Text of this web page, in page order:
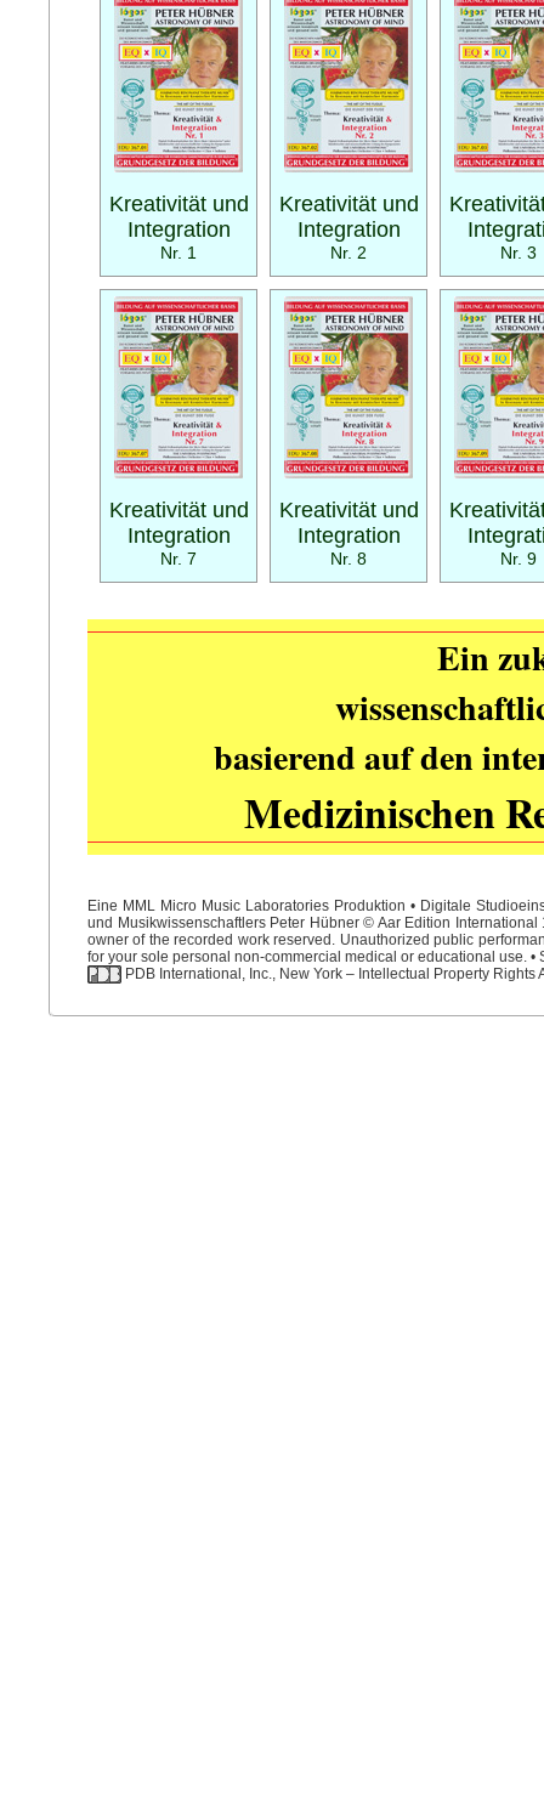
Kreativität und
Integration
Nr. 1
Kreativität und
Integration
Nr. 2 Nr. 3
Kreativität und
Integration
Nr. 7
Kreativität und
Integration
Nr. 8 Nr. 9
Ein
basierend auf den
Medizinischen
Eine MML Micro Music Laboratories Produktion • Digitale
und Musikwissenschaftlers Peter Hübner © Aar Edition
owner of the recorded work reserved. Unauthorized public
for your sole personal non-commercial medical or educational use.
PDB International, Inc., New York – Intellectual Property Rights